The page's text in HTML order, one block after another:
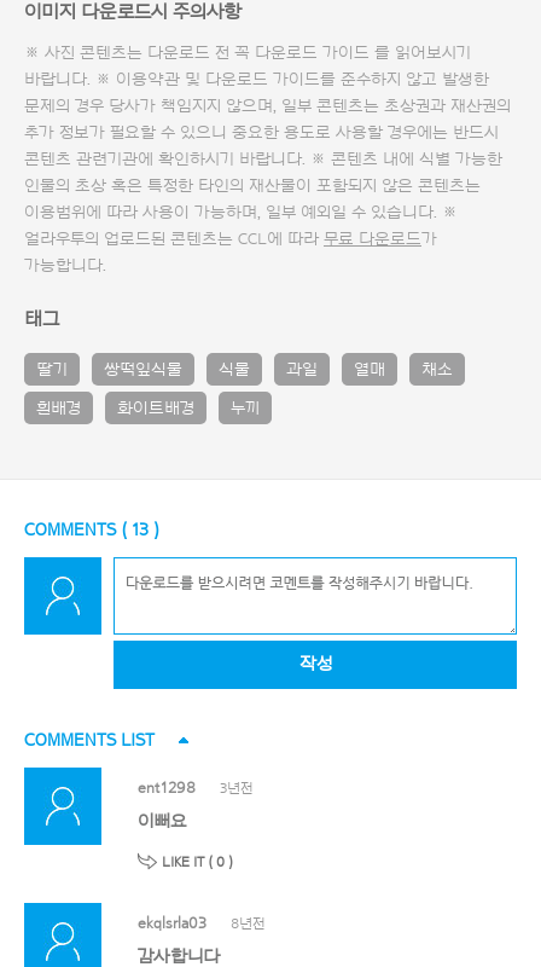
이미지 다운로드시 주의사항
※ 사진 콘텐츠는 다운로드 전 꼭 다운로드 가이드 를 읽어보시기
바랍니다. ※ 이용약관 및 다운로드 가이드를 준수하지 않고 발생한
문제의 경우 당사가 책임지지 않으며, 일부 콘텐츠는 초상권과 재산권의
추가 정보가 필요할 수 있으니 중요한 용도로 사용할 경우에는 반드시
콘텐츠 관련기관에 확인하시기 바랍니다. ※ 콘텐츠 내에 식별 가능한
인물의 초상 혹은 특정한 타인의 재산물이 포함되지 않은 콘텐츠는
이용범위에 따라 사용이 가능하며, 일부 예외일 수 있습니다. ※
얼라우투의 업로드된 콘텐츠는 CCL에 따라 무료 다운로드가
가능합니다.
태그
딸기 쌍떡잎식물 식물 과일 열매 채소
흰배경 화이트배경 누끼
COMMENTS ( 13 )
작성
COMMENTS LIST
ent1298 3년전
이뻐요
LIKE IT ( 0 )
ekqlsrla03 8년전
감사합니다